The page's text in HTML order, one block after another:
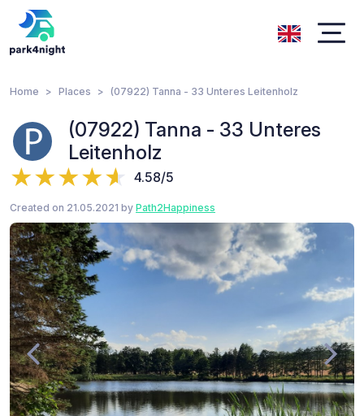
Home Places (07922) Tanna - 33 Unteres Leitenholz
(07922) Tanna - 33 Unteres
Leitenholz
4.58/5
Created on 21.05.2021 by Path2Happiness